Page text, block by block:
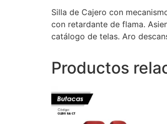
Silla de Cajero con
con retardante de flama.
catálogo de telas. Aro
Productos